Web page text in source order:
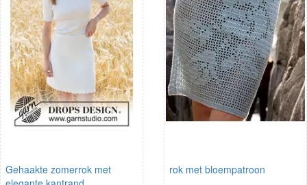
Gehaakte zomerrok met
rok met bloempatroon